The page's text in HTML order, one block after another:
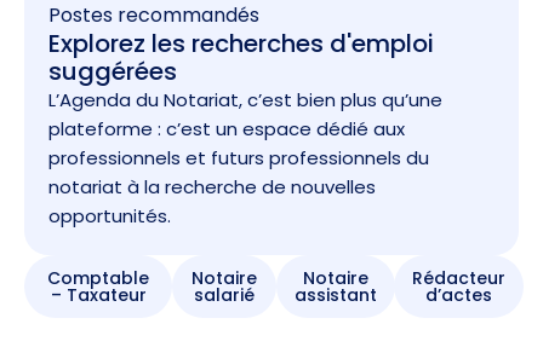
Postes recommandés
Explorez les recherches d'emploi
suggérées
L’Agenda du Notariat, c’est bien plus qu’une
plateforme : c’est un espace dédié aux
professionnels et futurs professionnels du
notariat à la recherche de nouvelles
opportunités.
Comptable
– Taxateur
Notaire
salarié
Notaire
assistant
Rédacteur
d’actes